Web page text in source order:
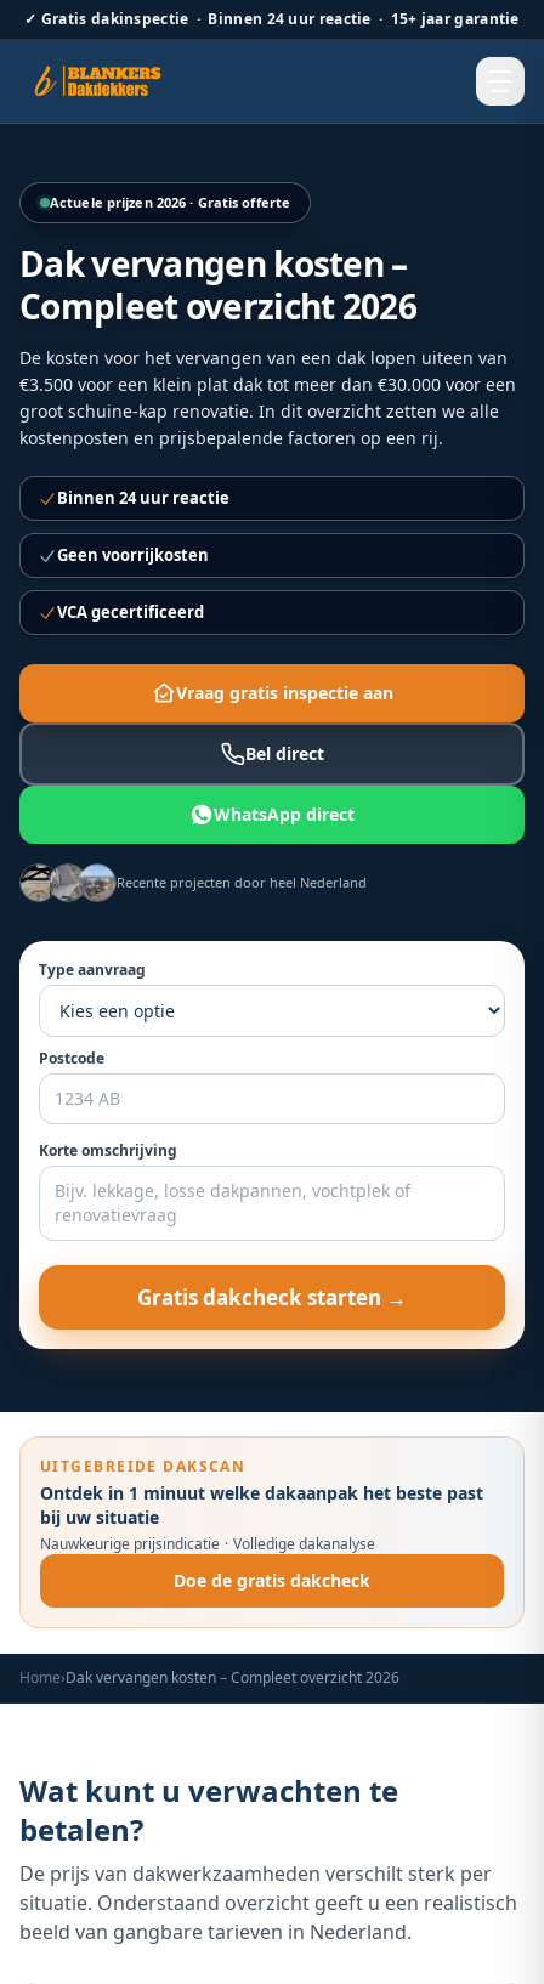
✓ Gratis dakinspectie · Binnen 24 uur reactie · 15+ jaar garantie
Actuele prijzen 2026 · Gratis offerte
Dak vervangen kosten –
Compleet overzicht 2026
De kosten voor het vervangen van een dak lopen uiteen van
€3.500 voor een klein plat dak tot meer dan €30.000 voor een
groot schuine-kap renovatie. In dit overzicht zetten we alle
kostenposten en prijsbepalende factoren op een rij.
Binnen 24 uur reactie
Geen voorrijkosten
VCA gecertificeerd
Vraag gratis inspectie aan
Bel direct
WhatsApp direct
Recente projecten door heel Nederland
Type aanvraag
Postcode
Korte omschrijving
Gratis dakcheck starten →
UITGEBREIDE DAKSCAN
Ontdek in 1 minuut welke dakaanpak het beste past
bij uw situatie
Nauwkeurige prijsindicatie · Volledige dakanalyse
Doe de gratis dakcheck
Home›Dak vervangen kosten – Compleet overzicht 2026
Wat kunt u verwachten te
betalen?
De prijs van dakwerkzaamheden verschilt sterk per
situatie. Onderstaand overzicht geeft u een realistisch
beeld van gangbare tarieven in Nederland.